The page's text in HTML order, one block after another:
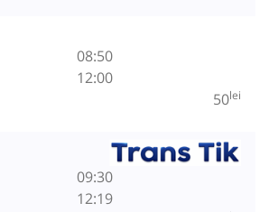
08:50
12:00
50lei
09:30
12:19